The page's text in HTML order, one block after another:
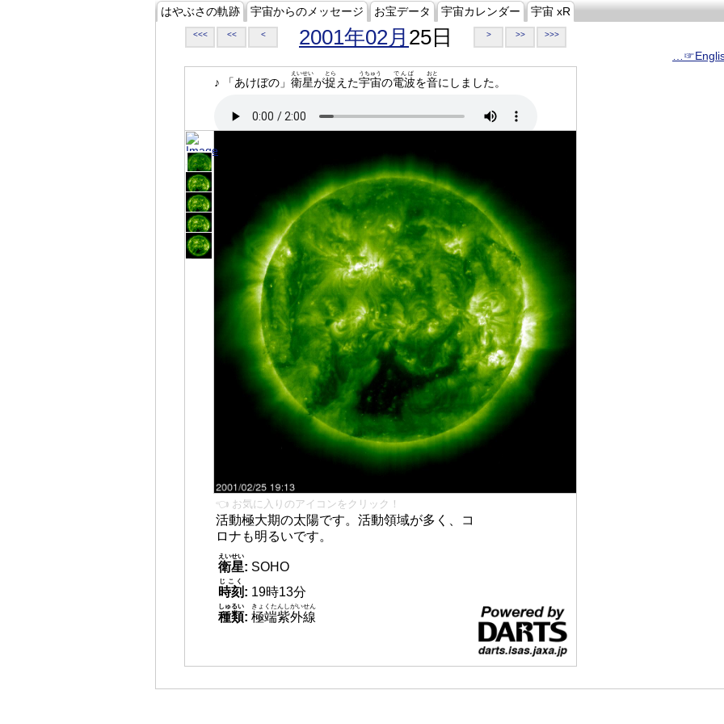
はやぶさの軌跡 宇宙からのメッセージ お宝データ 宇宙カレンダー 宇宙 xR
<<< << < 2001年02月 25日 > >> >>>
♪ 「あけぼの」 衛星
えいせい
が捉
とら
えた宇宙
うちゅう
の電波
でんぱ
を音
おと
にしました。
👈 お気に入りのアイコンをクリック！
活動極大期の太陽です。活動領域が多く、コ
ロナも明るいです。
衛星
えいせい
: SOHO
時刻
じこく
: 19時13分
種類
しゅるい
: 極端紫外線
きょくたんしがいせん